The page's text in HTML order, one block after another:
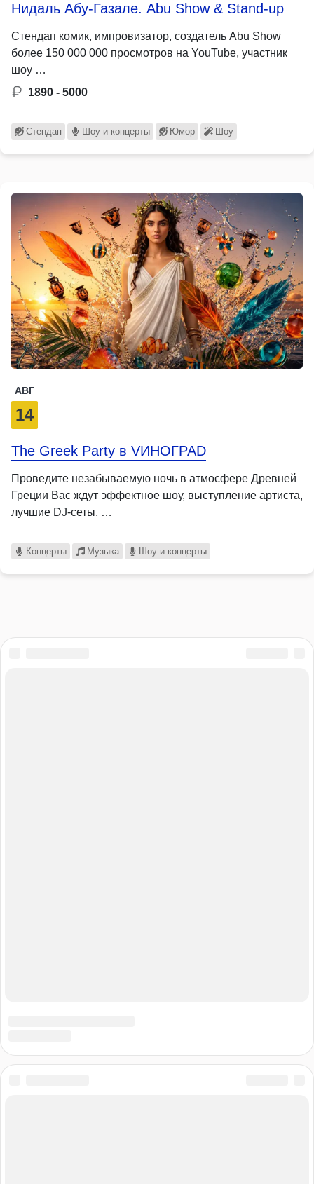
Нидаль Абу-Газале. Abu Show & Stand-up
Стендап комик, импровизатор, создатель Abu Show
более 150 000 000 просмотров на YouTube, участник
шоу …
1890 - 5000
Стендап Шоу и концерты Юмор Шоу
АВГ
14
The Greek Party в VИНОГРАD
Проведите незабываемую ночь в атмосфере Древней
Греции Вас ждут эффектное шоу, выступление артиста,
лучшие DJ-сеты, …
Концерты Музыка Шоу и концерты